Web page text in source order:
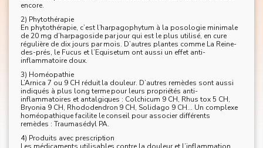
encore.
2) Phytothérapie
En phytothérapie, c’est l’harpagophytum à la posologie minimale
de 20 mg d’harpagoside par jour qui est le plus utilisé, en cure
régulière de dix jours par mois. D’autres plantes comme La Reine-
des-prés, le Fucus et l’Equisetum ont aussi un effet anti-
inflammatoire doux.
3) Homéopathie
L’Arnica 7 ou 9 CH réduit la douleur. D’autres remèdes sont aussi
indiqués à plus long terme pour leurs propriétés anti-
inflammatoires et antalgiques : Colchicum 9 CH, Rhus tox 5 CH,
Bryonia 9 CH, Rhododendron 9 CH, Solidago 9 CH… Un complexe
homéopathique facilite le conseil pour associer différents
remèdes : Traumasédyl PA.
4) Produits avec prescription